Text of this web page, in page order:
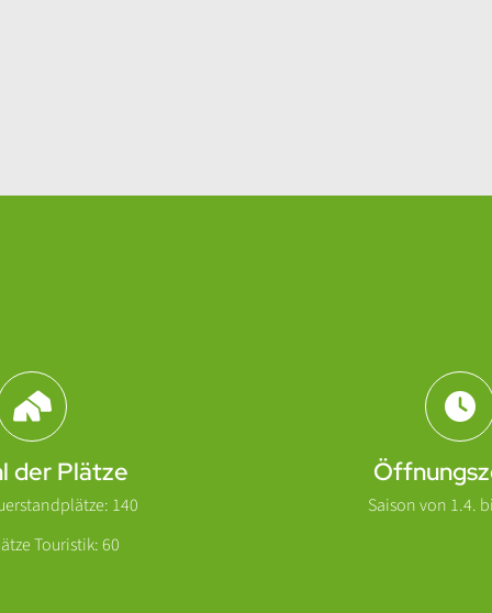
der Plätze
140
Touristik: 60
Saison von 1.4.